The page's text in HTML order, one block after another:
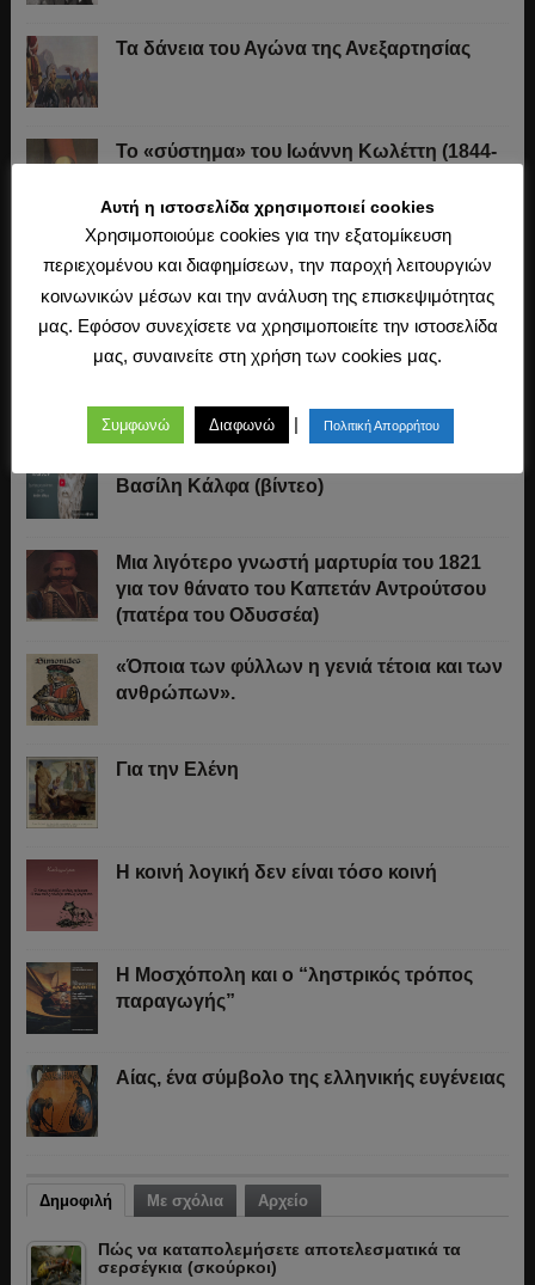
Τα δάνεια του Αγώνα της Ανεξαρτησίας
Το «σύστημα» του Ιωάννη Κωλέττη (1844-
Η άλωση της Κωνσταντινούπολης (1453)
Ο Μακιαβέλι, η Δημοκρατία και η εκλογή
Βασίλη Κάλφα (βίντεο)
Μια λιγότερο γνωστή μαρτυρία του 1821
για τον θάνατο του Καπετάν Αντρούτσου
(πατέρα του Οδυσσέα)
«Όποια των φύλλων η γενιά τέτοια και των
ανθρώπων».
Για την Ελένη
Η κοινή λογική δεν είναι τόσο κοινή
Η Μοσχόπολη και ο “ληστρικός τρόπος
παραγωγής”
Αίας, ένα σύμβολο της ελληνικής ευγένειας
Δημοφιλή Με σχόλια Αρχείο
Πώς να καταπολεμήσετε αποτελεσματικά τα
σερσέγκια (σκούρκοι)
Αυτή η ιστοσελίδα χρησιμοποιεί cookies
Χρησιμοποιούμε cookies για την εξατομίκευση
περιεχομένου και διαφημίσεων, την παροχή λειτουργιών
κοινωνικών μέσων και την ανάλυση της επισκεψιμότητας
μας. Εφόσον συνεχίσετε να χρησιμοποιείτε την ιστοσελίδα
μας, συναινείτε στη χρήση των cookies μας.
Συμφωνώ Διαφωνώ | Πολιτική Απορρήτου